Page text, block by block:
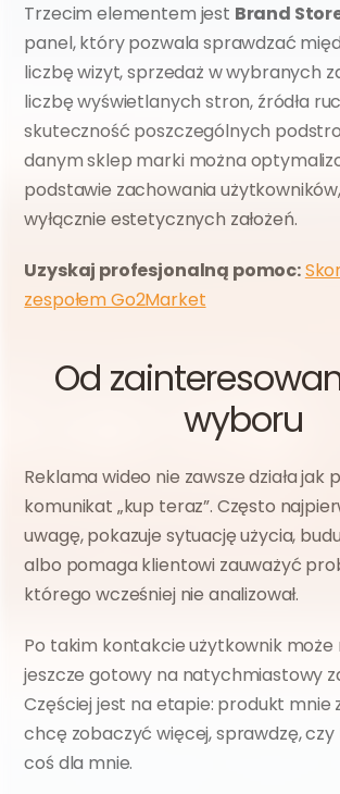
Trzecim elementem jest Brand
panel, który pozwala sprawdzać
liczbę wizyt, sprzedaż w wybranych
liczbę wyświetlanych stron, źródła
skuteczność poszczególnych
danym sklep marki można
podstawie zachowania
wyłącznie estetycznych założeń.
Uzyskaj profesjonalną pomoc:
zespołem Go2Market
Od
wyboru
Reklama wideo nie zawsze działa jak
komunikat „kup teraz”. Często
uwagę, pokazuje sytuację użycia,
albo pomaga klientowi zauważyć
którego wcześniej nie analizował.
Po takim kontakcie użytkownik może
jeszcze gotowy na natychmiastowy
Częściej jest na etapie: produkt mnie
chcę zobaczyć więcej, sprawdzę,
coś dla mnie.